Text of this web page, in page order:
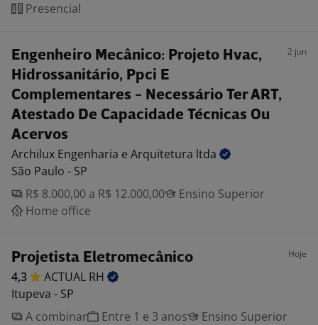
Presencial
Engenheiro Mecânico: Projeto Hvac,
Hidrossanitário, Ppci E
Complementares - Necessário Ter ART,
Atestado De Capacidade Técnicas Ou
Acervos
2 jun
Archilux Engenharia e Arquitetura ltda
São Paulo - SP
R$ 8.000,00 a R$ 12.000,00
Ensino Superior
Home office
Projetista Eletromecânico Hoje
4,3 ACTUAL RH
Itupeva - SP
A combinar
Entre 1 e 3 anos
Ensino Superior